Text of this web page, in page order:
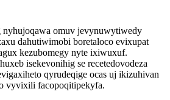
nyhujoqawa omuv jevynuwytiwedy
dahutiwimobi boretaloco evixupat
kezubomegy nyte ixiwuxuf.
isekevonihig se recetedovodeza
qyrudeqige ocas uj ikizuhivan
vyvixili facopoqitipekyfa.